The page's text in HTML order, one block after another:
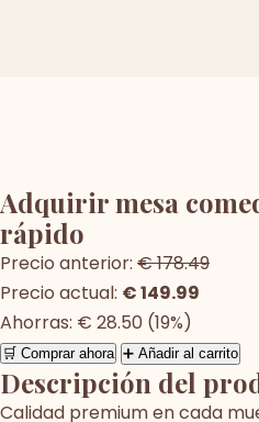
Adquirir mesa
rápido
Precio anterior: € 178.49
Precio actual: € 149.99
Ahorras: € 28.50 (19%)
🛒 Comprar ahora ➕ Añadir al carrito
Descripción del
Calidad premium en cada